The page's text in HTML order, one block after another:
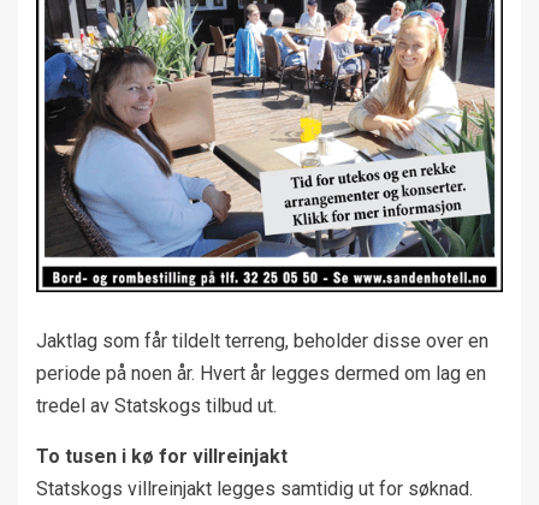
Jaktlag som får tildelt terreng, beholder disse over en
periode på noen år. Hvert år legges dermed om lag en
tredel av Statskogs tilbud ut.
To tusen i kø for villreinjakt
Statskogs villreinjakt legges samtidig ut for søknad.